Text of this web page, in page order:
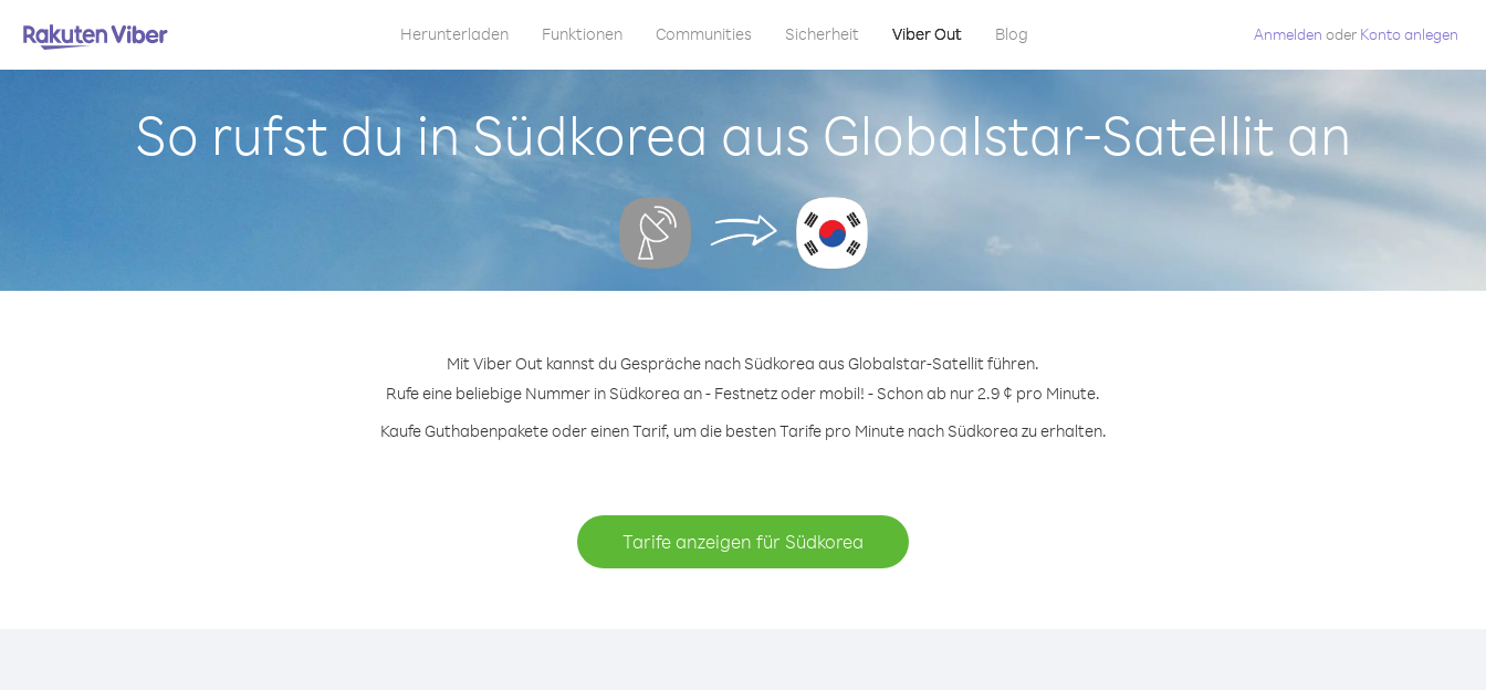
Herunterladen Funktionen Communities Sicherheit Viber Out Blog Anmelden oder Konto anlegen
So rufst du in Südkorea aus Globalstar-Satellit an
Mit Viber Out kannst du Gespräche nach Südkorea aus Globalstar-Satellit führen.
Rufe eine beliebige Nummer in Südkorea an - Festnetz oder mobil! - Schon ab nur 2.9 ¢ pro Minute.
Kaufe Guthabenpakete oder einen Tarif, um die besten Tarife pro Minute nach Südkorea zu erhalten.
Tarife anzeigen für Südkorea